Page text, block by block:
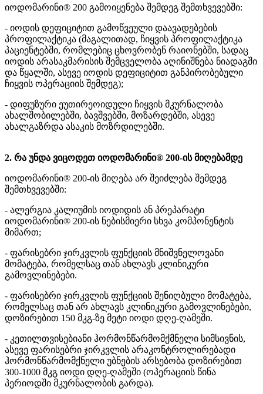
იოდომარინი® 200 გამოიყენება შემდეგ შემთხვევებში:
- იოდის დეფიციტით გამოწვეული დაავადებების
პროფილაქტიკა (მაგალითად, ჩიყვის პროფილაქტიკა
პაციენტებში, რომლებიც ცხოვრობენ რაიონებში, სადაც
იოდის არასაკმარისის შემცველობა აღინიშნება ნიადაგში
და წყალში, ასევე იოდის დეფიციტით განპირობებული
ჩიყვის ოპერაციის შემდეგ);
- დიფუზური ეუთირეოიდული ჩიყვის მკურნალობა
ახალშობილებში, ბავშვებში, მოზარდებში, ასევე
ახალგაზრდა ასაკის მოზრდილებში.
2. რა უნდა ვიცოდეთ იოდომარინი® 200-ის მიღებამდე
იოდომარინი® 200-ის მიღება არ შეიძლება შემდეგ
შემთხვევებში:
- ალერგია კალიუმის იოდიდის ან პრეპარატი
იოდომარინი® 200-ის ნებისმიერი სხვა კომპონენტის
მიმართ;
- ფარისებრი ჯირკვლის ფუნქციის მნიშვნელოვანი
მომატება, რომელსაც თან ახლავს კლინიკური
გამოვლინებები.
- ფარისებრი ჯირკვლის ფუნქციის შენიღბული მომატება,
რომელსაც თან არ ახლავს კლინიკური გამოვლინებები,
დოზირებით 150 მკგ-ზე მეტი იოდი დღე-ღამეში.
- კეთილთვისებიანი ჰორმონწარმომქმნელი სიმსივნის,
ასევე ფარისებრი ჯირკვლის არაკონტროლირებადი
ჰორმონწარმომქნელი უბნების არსებობა დოზირებით
300-1000 მკგ იოდი დღე-ღამეში (ოპერაციის წინა
პერიოდში მკურნალობის გარდა).